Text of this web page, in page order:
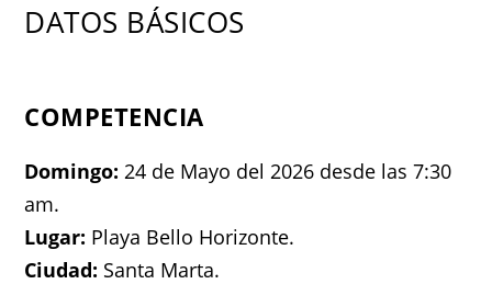
DATOS BÁSICOS
COMPETENCIA
Domingo: 24 de Mayo del 2026 desde las7:30
am.
Lugar: Playa Bello Horizonte.
Ciudad: Santa Marta.